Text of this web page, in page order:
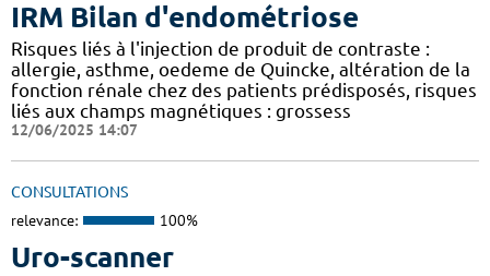
IRM Bilan d'endométriose
Risques liés à l'injection de produit de contraste :
allergie, asthme, oedeme de Quincke, altération de la
fonction rénale chez des patients prédisposés, risques
liés aux champs magnétiques : grossess
12/06/2025 14:07
CONSULTATIONS
relevance: 100%
Uro-scanner